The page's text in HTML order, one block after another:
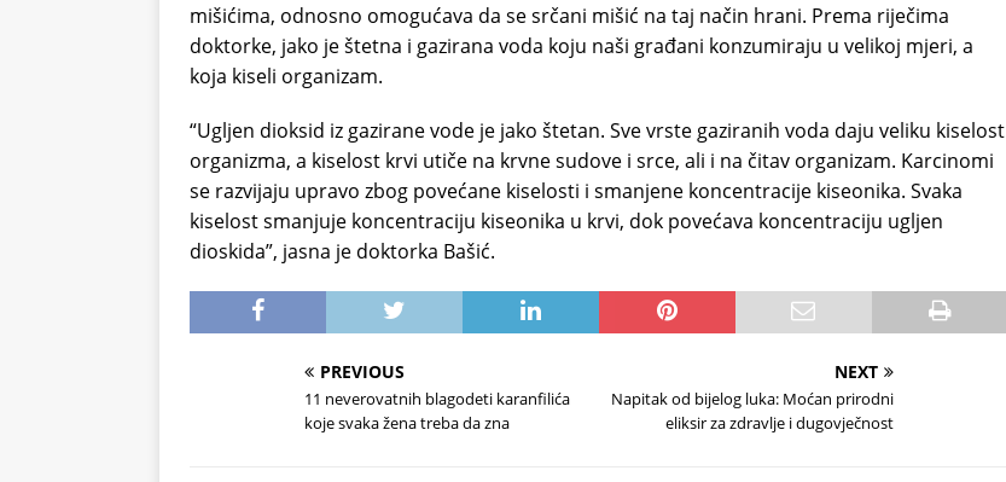
mišićima, odnosno omogućava da se srčani mišić na taj način hrani. Prema riječima
doktorke, jako je štetna i gazirana voda koju naši građani konzumiraju u velikoj mjeri, a
koja kiseli organizam.
“Ugljen dioksid iz gazirane vode je jako štetan. Sve vrste gaziranih voda daju veliku kiselost
organizma, a kiselost krvi utiče na krvne sudove i srce, ali i na čitav organizam. Karcinomi
se razvijaju upravo zbog povećane kiselosti i smanjene koncentracije kiseonika. Svaka
kiselost smanjuje koncentraciju kiseonika u krvi, dok povećava koncentraciju ugljen
dioskida”, jasna je doktorka Bašić.
PREVIOUS
11 neverovatnih blagodeti karanfilića
koje svaka žena treba da zna
NEXT
Napitak od bijelog luka: Moćan prirodni
eliksir za zdravlje i dugovječnost